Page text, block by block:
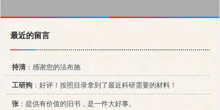
最近的留言
持清 ：感谢您的法布施
工研狗 ：好评！按照目录拿到了最近科研需要的材料！
张：提供有价值的旧书，是一件大好事。